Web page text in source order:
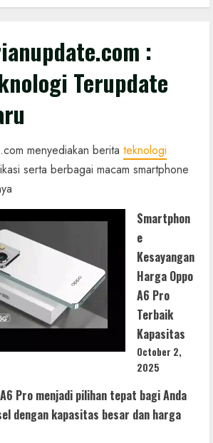
:
Terupdate
menyediakan berita teknologi
serta berbagai macam smartphone
Smartphon
e
Kesayangan
Harga Oppo
A6 Pro
Terbaik
Kapasitas
October 2,
2025
Pro menjadi pilihan tepat bagi Anda
dengan kapasitas besar dan harga